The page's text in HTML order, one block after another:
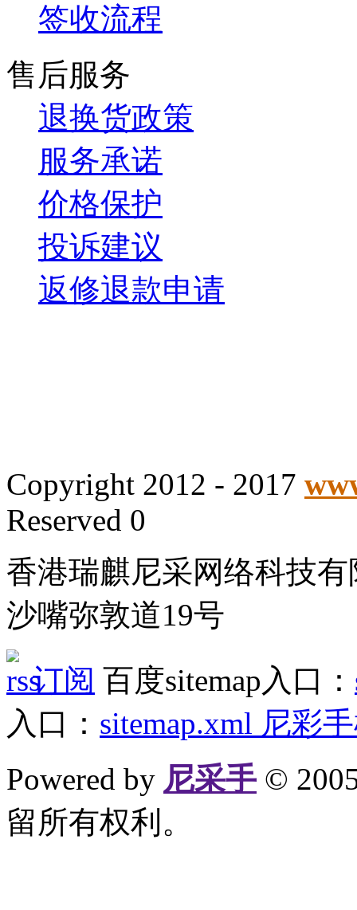
签收流程
售后服务
退换货政策
服务承诺
价格保护
投诉建议
返修退款申请
Copyright 2012 - 2017
Reserved 0
香港瑞麒尼采网络科技
沙嘴弥敦道19号
订阅 百度sitemap入口：
入口： sitemap.xml 尼彩
Powered by 尼采手©
留所有权利。